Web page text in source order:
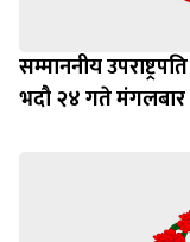
सम्माननीय
भदौ २४ गते मंगलबार